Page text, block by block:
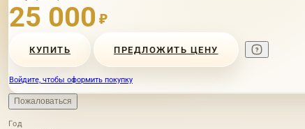
25 000 ₽
КУПИТЬ ПРЕДЛОЖИТЬ ЦЕНУ
Войдите, чтобы оформить покупку
Пожаловаться
Год